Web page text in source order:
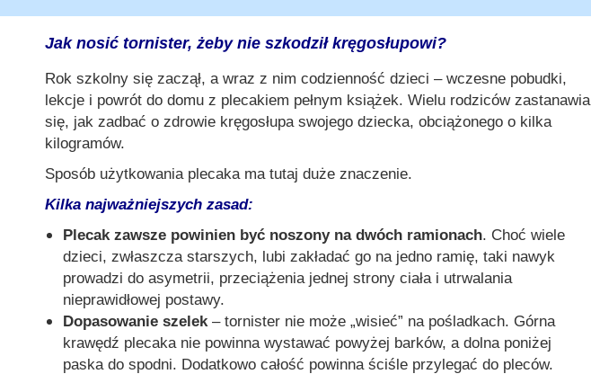
Jak nosić tornister, żeby nie szkodził kręgosłupowi?
Rok szkolny się zaczął, a wraz z nim codzienność dzieci – wczesne pobudki,
lekcje i powrót do domu z plecakiem pełnym książek. Wielu rodziców zastanawia
się, jak zadbać o zdrowie kręgosłupa swojego dziecka, obciążonego o kilka
kilogramów.
Sposób użytkowania plecaka ma tutaj duże znaczenie.
Kilka najważniejszych zasad:
Plecak zawsze powinien być noszony na dwóch ramionach. Choć wiele
dzieci, zwłaszcza starszych, lubi zakładać go na jedno ramię, taki nawyk
prowadzi do asymetrii, przeciążenia jednej strony ciała i utrwalania
nieprawidłowej postawy.
Dopasowanie szelek – tornister nie może „wisieć” na pośladkach. Górna
krawędź plecaka nie powinna wystawać powyżej barków, a dolna poniżej
paska do spodni. Dodatkowo całość powinna ściśle przylegać do pleców.